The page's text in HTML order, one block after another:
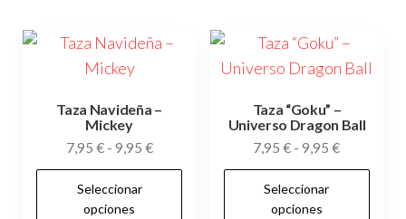
Taza Navideña –
Mickey
7,95 € - 9,95 €Rango
de
Seleccionar
opciones
Este
Taza “Goku” –
Universo Dragon Ball
7,95€ - 9,95€Rango
de
Seleccionar
opciones